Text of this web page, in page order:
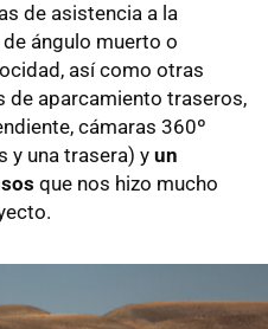
de asistencia a la
ángulo muerto o
así como otras
aparcamiento traseros,
cámaras 360º
y una trasera) y un
que nos hizo mucho